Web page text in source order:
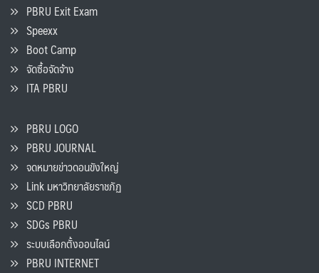
PBRU Exit Exam
Speexx
Boot Camp
จัดซื้อจัดจ้าง
ITA PBRU
PBRU LOGO
PBRU JOURNAL
จดหมายข่าวดอนขังใหญ่
Link มหาวิทยาลัยราชภัฏ
SCD PBRU
SDGs PBRU
ระบบเลือกตั้งออนไลน์
PBRU INTERNET